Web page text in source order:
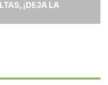
¡DEJA LA